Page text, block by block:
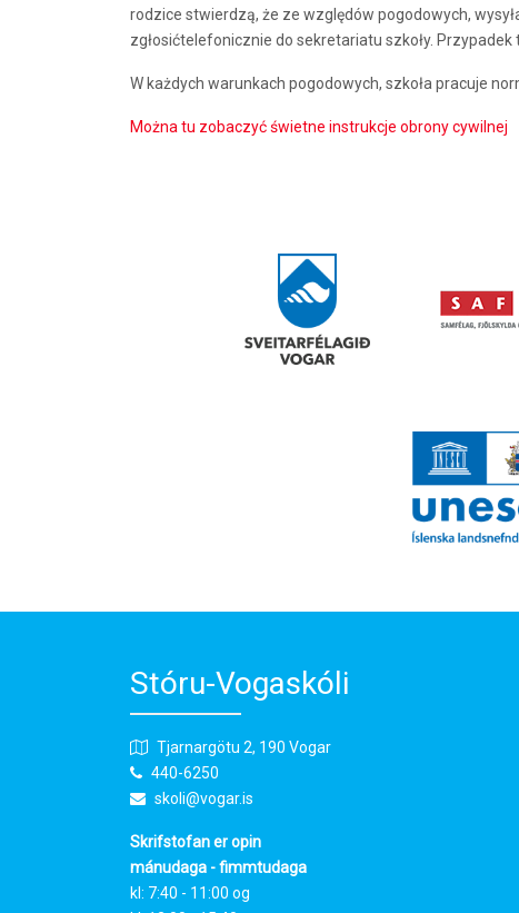
rodzice stwierdzą, że ze względów pogodowych,
zgłosićtelefonicznie do sekretariatu szkoły.
W każdych warunkach pogodowych, szkoła pracuje
Można tu zobaczyć świetne instrukcje obrony cywilnej
Stóru-Vogaskóli
Tjarnargötu 2, 190 Vogar
440-6250
skoli@vogar.is
Skrifstofan er opin
mánudaga - fimmtudaga
kl: 7:40 - 11:00 og